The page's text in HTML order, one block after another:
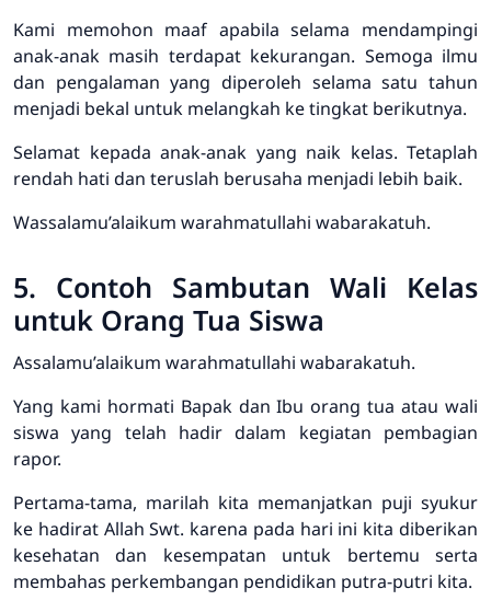
Kami memohon maaf apabila selama mendampingi
anak-anak masih terdapat kekurangan. Semoga ilmu
dan pengalaman yang diperoleh selama satu tahun
menjadi bekal untuk melangkah ke tingkat berikutnya.
Selamat kepada anak-anak yang naik kelas. Tetaplah
rendah hati dan teruslah berusaha menjadi lebih baik.
Wassalamu’alaikum warahmatullahi wabarakatuh.
5. Contoh Sambutan Wali Kelas
untuk Orang Tua Siswa
Assalamu’alaikum warahmatullahi wabarakatuh.
Yang kami hormati Bapak dan Ibu orang tua atau wali
siswa yang telah hadir dalam kegiatan pembagian
rapor.
Pertama-tama, marilah kita memanjatkan puji syukur
ke hadirat Allah Swt. karena pada hari ini kita diberikan
kesehatan dan kesempatan untuk bertemu serta
membahas perkembangan pendidikan putra-putri kita.